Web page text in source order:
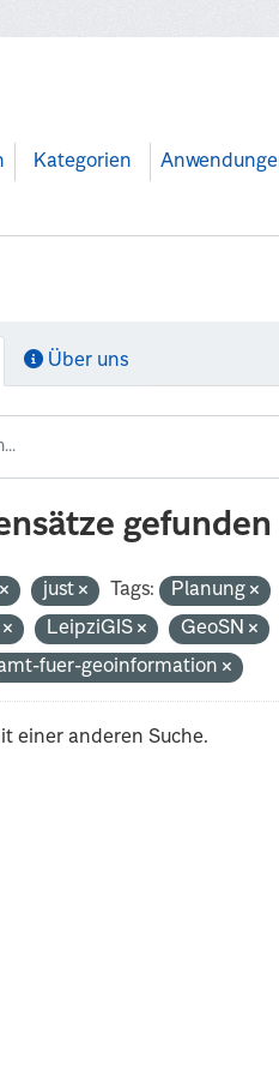
Kategorien
Über uns
gefunden
just Tags:
Planung
LeipziGIS GeoSN
fuer-geoinformation
einer anderen Suche.